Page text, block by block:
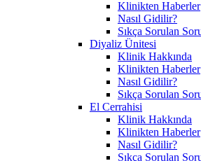
Klinikten Haberler
Nasıl Gidilir?
Sıkça Sorulan
Diyaliz Ünitesi
Klinik Hakkında
Klinikten Haberler
Nasıl Gidilir?
Sıkça Sorulan
El Cerrahisi
Klinik Hakkında
Klinikten Haberler
Nasıl Gidilir?
Sıkça Sorulan